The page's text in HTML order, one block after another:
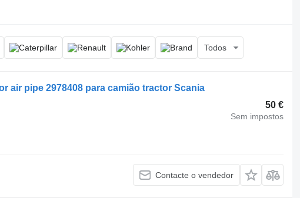
Todos
air pipe 2978408 para camião tractor Scania
50 €
Sem impostos
Contacte o vendedor